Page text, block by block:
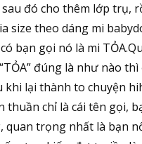
đó cho thêm lớp trụ,
size theo dáng mi
bạn gọi nó là mi
đúng là như nào
khi lại thành to chuyện
thuần chỉ là cái tên gọi,
quan trọng nhất là bạn